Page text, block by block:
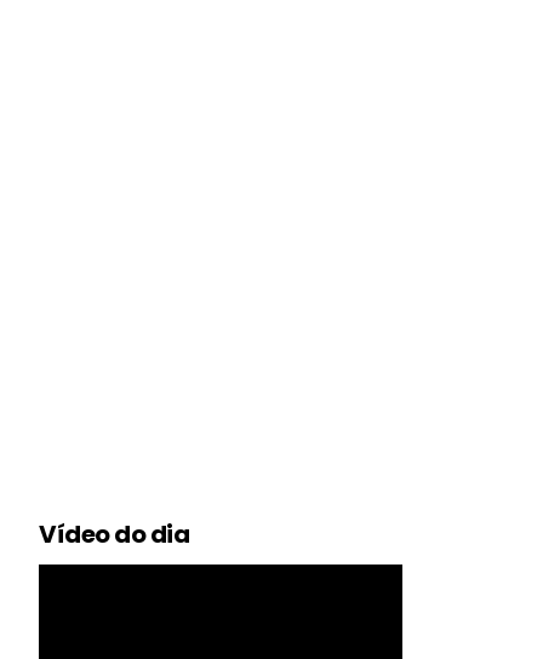
Vídeo do dia